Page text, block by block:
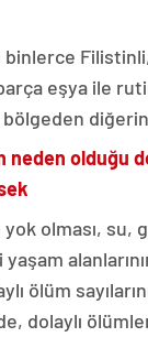
binlerce
eşya ile
neden olduğu
yok olması, su,
ölüm
dolaylı